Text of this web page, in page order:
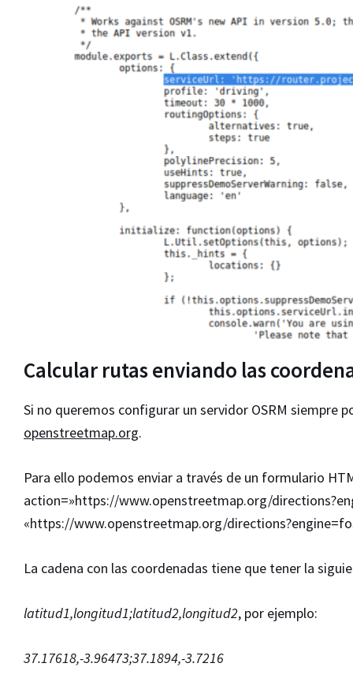
Calcular rutas enviando las
Si no queremos configurar un servidor OSRM siempre
openstreetmap.org.
Para ello podemos enviar a través de un formulario
action=»https://www.openstreetmap.org/
«https://www.openstreetmap.org/
La cadena con las coordenadas tiene que tener la
latitud1,longitud1;latitud2,longitud2, por ejemplo:
37.17618,-3.96473;37.1894,-3.7216